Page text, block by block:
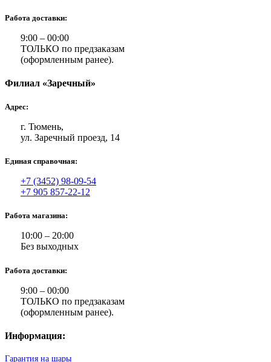
Работа доставки:
9:00 – 00:00
ТОЛЬКО по предзаказам
(оформленным ранее).
Филиал «Заречный»
Адрес:
г. Тюмень,
ул. Заречный проезд, 14
Единая справочная:
+7 (3452) 98-09-54
+7 905 857-22-12
Работа магазина:
10:00 – 20:00
Без выходных
Работа доставки:
9:00 – 00:00
ТОЛЬКО по предзаказам
(оформленным ранее).
Информация:
Гарантия на шары